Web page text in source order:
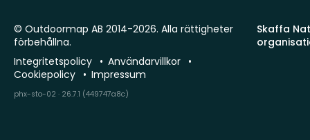
Skaffa
© Outdoormap AB 2014-2026. Alla rättigheter
förbehållna.
Integritetspolicy
Användarvillkor
Cookiepolicy
Impressum
phx-sto-02 · 26.7.1 (449747a8c)